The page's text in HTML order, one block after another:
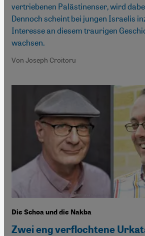
vertriebenen Palästinenser, wird
Dennoch scheint bei jungen Israelis
Interesse an diesem traurigen
wachsen.
Von Joseph Croitoru
Die Schoa und die Nakba
Zwei eng verflochtene